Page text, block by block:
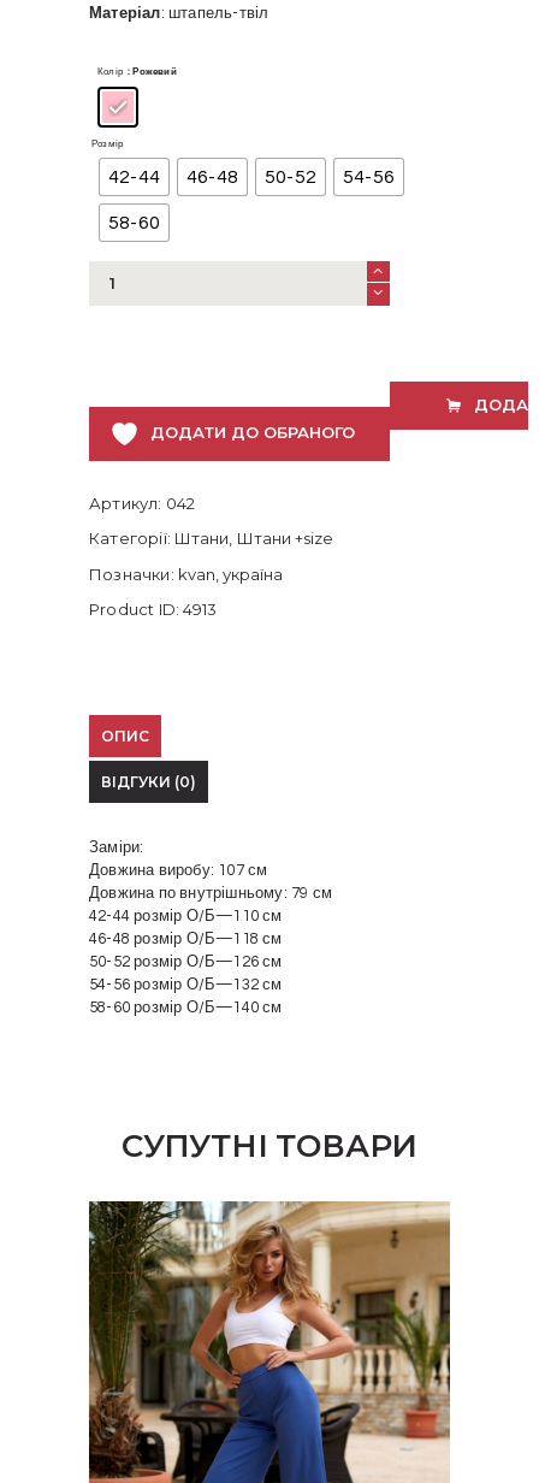
Матеріал: штапель-твіл
Колір : Рожевий
Розмір
42-44 46-48 50-52 54-56
58-60
ДОДАТИ ДО ОБРАНОГО
Артикул: 042
Категорії: Штани Штани +size
Позначки: kvan ,україна
Product ID:4913
ОПИС
ВІДГУКИ (0)
Заміри:
Довжина виробу: 107 см
Довжина по внутрішньому: 79 см
42-44 розмір О/Б—110 см
46-48 розмір О/Б—118 см
50-52 розмір О/Б—126 см
54-56 розмір О/Б—132 см
58-60 розмір О/Б—140 см
СУПУТНІ ТОВАРИ